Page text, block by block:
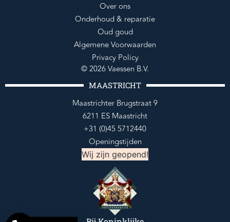
Over ons
Onderhoud & reparatie
Oud goud
Algemene Voorwaarden
Privacy Policy
© 2026 Vaessen B.V.
MAASTRICHT
Maastrichter Brugstraat 9
6211 ES Maastricht
+31 (0)45 5712440
Openingstijden
Wij zijn geopend!